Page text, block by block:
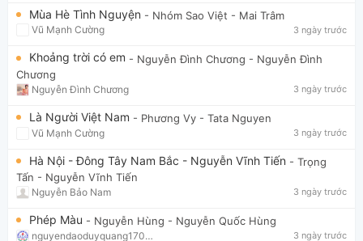
Mùa Hè Tình Nguyện - Nhóm Sao Việt - Mai Trâm
Vũ Mạnh Cường 3 ngày trước
Khoảng trời có em - Nguyễn Đình Chương - Nguyễn Đình
Chương
Nguyễn Đình Chương 3 ngày trước
Là Người Việt Nam - Phương Vy - Tata Nguyen
Vũ Mạnh Cường 3 ngày trước
Hà Nội - Đông Tây Nam Bắc - Nguyễn Vĩnh Tiến - Trọng
Tấn - Nguyễn Vĩnh Tiến
Nguyễn Bảo Nam 3 ngày trước
Phép Màu - Nguyễn Hùng - Nguyễn Quốc Hùng
nguyendaoduyquang17021 3 ngày trước